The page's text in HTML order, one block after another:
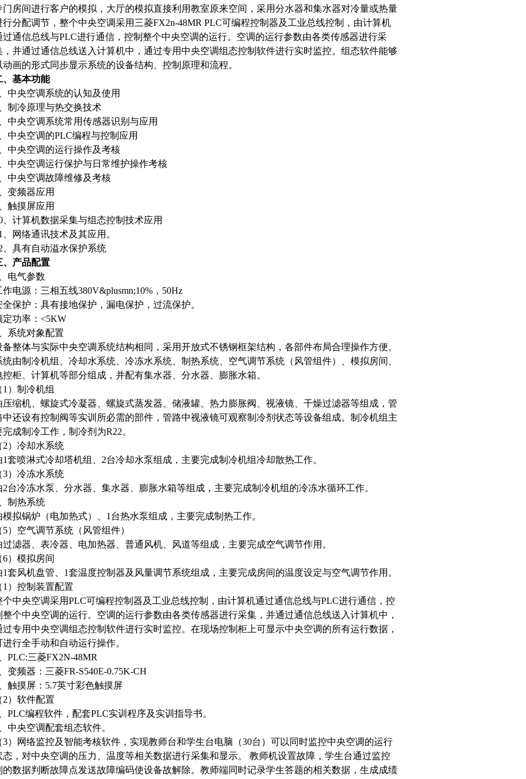
门房间进行客户的模拟，大厅的模拟直接利用教室原来空间，采用分水器和集水器对冷量或热量
行分配调节，整个中央空调采用三菱FX2n-48MR PLC可编程控制器及工业总线控制，由计算机
过通信总线与PLC进行通信，控制整个中央空调的运行。空调的运行参数由各类传感器进行采
，并通过通信总线送入计算机中，通过专用中央空调组态控制软件进行实时监控。组态软件能够
动画的形式同步显示系统的设备结构、控制原理和流程。
、基本功能
中央空调系统的认知及使用
制冷原理与热交换技术
中央空调系统常用传感器识别与应用
中央空调的PLC编程与控制应用
中央空调的运行操作及考核
中央空调运行保护与日常维护操作考核
中央空调故障维修及考核
变频器应用
触摸屏应用
、计算机数据采集与组态控制技术应用
、网络通讯技术及其应用。
、具有自动溢水保护系统
、产品配置
电气参数
作电源：三相五线380V&plusmn;10%，50Hz
全保护：具有接地保护，漏电保护，过流保护。
定功率：<5KW
系统对象配置
备整体与实际中央空调系统结构相同，采用开放式不锈钢框架结构，各部件布局合理操作方便。
统由制冷机组、冷却水系统、冷冻水系统、制热系统、空气调节系统（风管组件）、模拟房间、
控柜、计算机等部分组成，并配有集水器、分水器、膨胀水箱。
1）制冷机组
压缩机、螺旋式冷凝器、螺旋式蒸发器、储液罐、热力膨胀阀、视液镜、干燥过滤器等组成，管
中还设有控制阀等实训所必需的部件，管路中视液镜可观察制冷剂状态等设备组成。制冷机组主
完成制冷工作，制冷剂为R22。
2）冷却水系统
1套喷淋式冷却塔机组、2台冷却水泵组成，主要完成制冷机组冷却散热工作。
3）冷冻水系统
2台冷冻水泵、分水器、集水器、膨胀水箱等组成，主要完成制冷机组的冷冻水循环工作。
制热系统
模拟锅炉（电加热式）、1台热水泵组成，主要完成制热工作。
5）空气调节系统（风管组件）
过滤器、表冷器、电加热器、普通风机、风道等组成，主要完成空气调节作用。
6）模拟房间
1套风机盘管、1套温度控制器及风量调节系统组成，主要完成房间的温度设定与空气调节作用。
1）控制装置配置
个中央空调采用PLC可编程控制器及工业总线控制，由计算机通过通信总线与PLC进行通信，控
整个中央空调的运行。空调的运行参数由各类传感器进行采集，并通过通信总线送入计算机中，
过专用中央空调组态控制软件进行实时监控。在现场控制柜上可显示中央空调的所有运行数据，
进行全手动和自动运行操作。
PLC:三菱FX2N-48MR
变频器：三菱FR-S540E-0.75K-CH
触摸屏：5.7英寸彩色触摸屏
2）软件配置
PLC编程软件，配套PLC实训程序及实训指导书。
中央空调配套组态软件。
3）网络监控及智能考核软件，实现教师台和学生台电脑（30台）可以同时监控中央空调的运行
态，对中央空调的压力、温度等相关数据进行采集和显示。 教师机设置故障，学生台通过监控
的数据判断故障点发送故障编码使设备故解除。教师端同时记录学生答题的相关数据，生成成绩